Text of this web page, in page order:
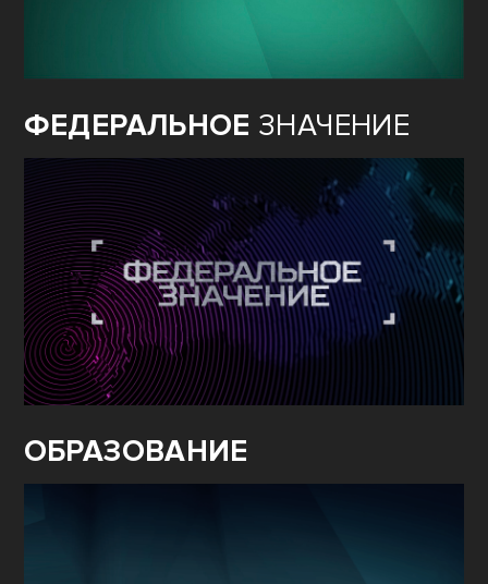
ФЕДЕРАЛЬНОЕ ЗНАЧЕНИЕ
ОБРАЗОВАНИЕ